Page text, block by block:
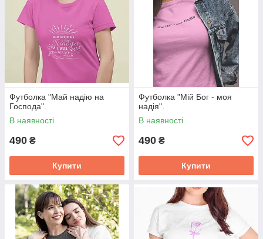
Футболка "Май надію на
Господа".
В наявності
490 ₴
Купити
Футболка "Мій Бог - моя
надія".
В наявності
490 ₴
Купити